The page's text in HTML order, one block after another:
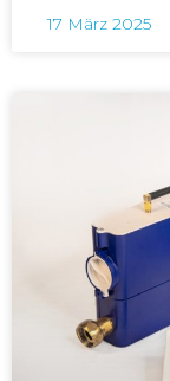
17 März 2025